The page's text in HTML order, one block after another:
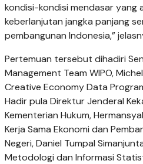
kondisi-kondisi mendasar yang
keberlanjutan jangka panjang
pembangunan Indonesia,”
Pertemuan tersebut dihadiri
Management Team WIPO,
Creative Economy Data
Hadir pula Direktur Jenderal
Kementerian Hukum,
Kerja Sama Ekonomi dan
Negeri, Daniel Tumpal
Metodologi dan Informasi